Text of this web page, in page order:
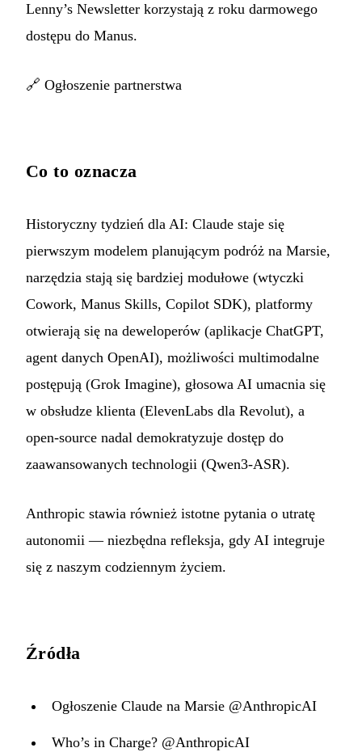
Lenny’s Newsletter korzystają z roku darmowego
dostępu do Manus.
🔗 Ogłoszenie partnerstwa
Co to oznacza
Historyczny tydzień dla AI: Claude staje się
pierwszym modelem planującym podróż na Marsie,
narzędzia stają się bardziej modułowe (wtyczki
Cowork, Manus Skills, Copilot SDK), platformy
otwierają się na deweloperów (aplikacje ChatGPT,
agent danych OpenAI), możliwości multimodalne
postępują (Grok Imagine), głosowa AI umacnia się
w obsłudze klienta (ElevenLabs dla Revolut), a
open-source nadal demokratyzuje dostęp do
zaawansowanych technologii (Qwen3-ASR).
Anthropic stawia również istotne pytania o utratę
autonomii — niezbędna refleksja, gdy AI integruje
się z naszym codziennym życiem.
Źródła
Ogłoszenie Claude na Marsie @AnthropicAI
Who’s in Charge? @AnthropicAI